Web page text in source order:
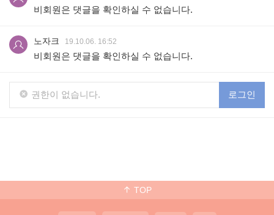
비회원은 댓글을 확인하실 수 없습니다.
노자크 19.10.06. 16:52
비회원은 댓글을 확인하실 수 없습니다.
권한이 없습니다. 로그인
TOP